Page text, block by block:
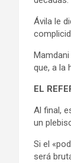
Ávila le
que, a la
EL
Al final,
un
Si el
será